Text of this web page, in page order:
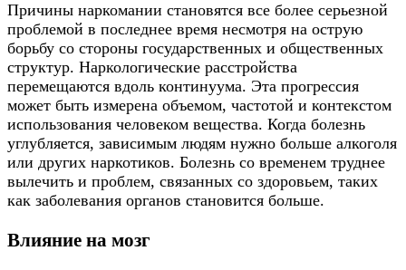
Причины наркомании становятся все более серьезной
проблемой в последнее время несмотря на острую
борьбу со стороны государственных и общественных
структур. Наркологические расстройства
перемещаются вдоль континуума. Эта прогрессия
может быть измерена объемом, частотой и контекстом
использования человеком вещества. Когда болезнь
углубляется, зависимым людям нужно больше алкоголя
или других наркотиков. Болезнь со временем труднее
вылечить и проблем, связанных со здоровьем, таких
как заболевания органов становится больше.
Влияние на мозг